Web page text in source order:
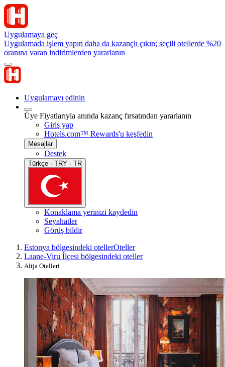
Uygulamaya geç
Uygulamada işlem yapın daha da kazançlı çıkın; seçili otellerde %20
oranına varan indirimlerden yararlanın
Uygulamayı edinin
Üye Fiyatlarıyla anında kazanç fırsatından yararlanın
Giriş yap
Hotels.com™ Rewards'u keşfedin
Mesajlar
Destek
Türkçe · TRY · TR
Konaklama yerinizi kaydedin
Seyahatler
Görüş bildir
Estonya bölgesindeki otellerOteller
Laane-Viru İlçesi bölgesindeki oteller
Altja Otelleri